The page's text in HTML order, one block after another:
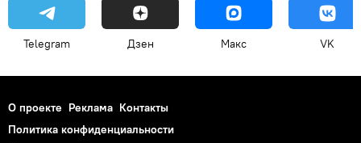
Telegram Дзен Макс VK
О проекте Реклама Контакты
Политика конфиденциальности